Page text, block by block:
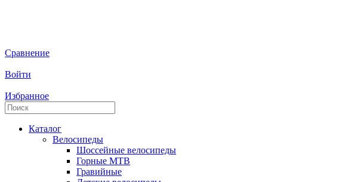
Сравнение
Войти
Избранное
Каталог
Велосипеды
Шоссейные велосипеды
Горные МTB
Гравийные